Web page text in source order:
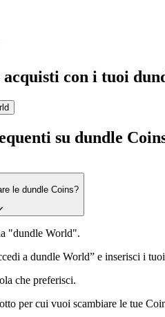
con i tuoi
su dundle
le dundle Coins?
"dundle World".
a dundle World” e inserisci i
che preferisci.
per cui vuoi scambiare le tue